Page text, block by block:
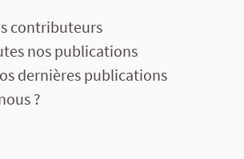
contributeurs
nos publications
dernières publications
?